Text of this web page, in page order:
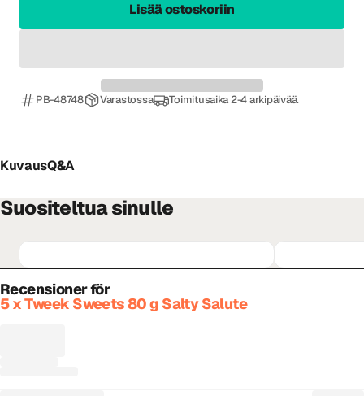
Lisää ostoskoriin
PB-48748 Varastossa Toimitusaika 2-4 arkipäivää.
KuvausQ&A
Suositeltua sinulle
Recensioner för
5 x Tweek Sweets 80 g Salty Salute